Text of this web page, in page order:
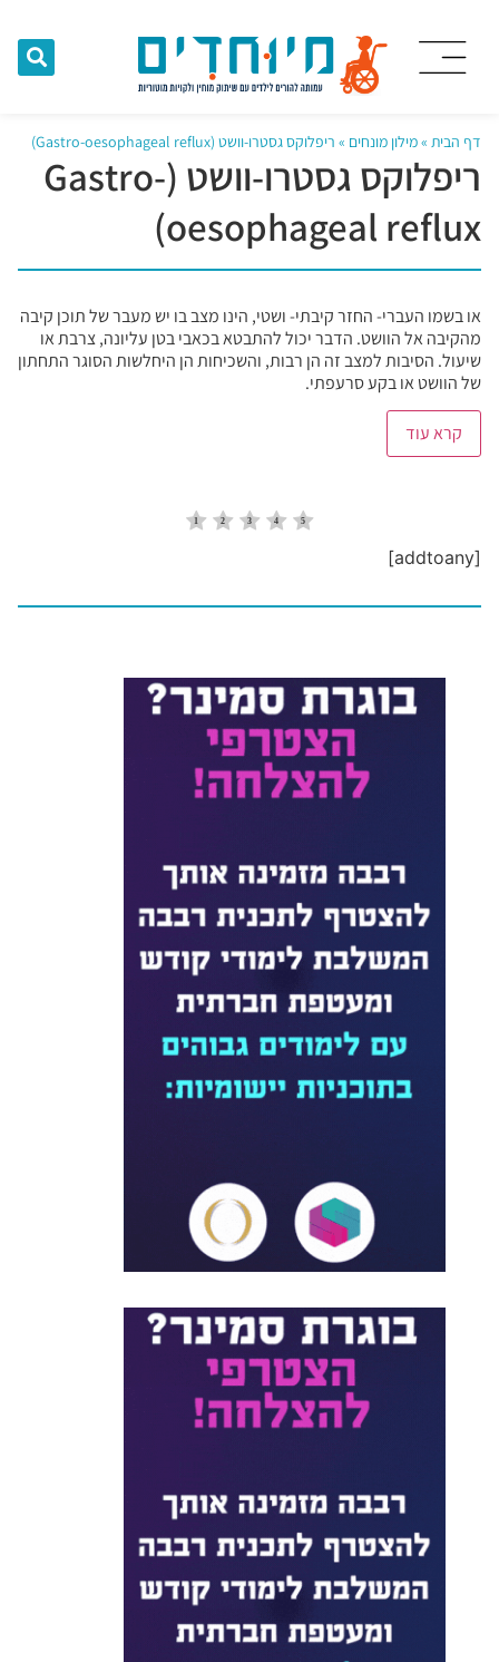
דף הבית »מילון מונחים » ריפלוקס גסטרו-וושט (Gastro-oesophageal reflux)
ריפלוקס גסטרו-וושט (Gastro-
oesophageal reflux)
או בשמו העברי- החזר קיבתי- ושטי, הינו מצב בו יש מעבר של תוכן קיבה
מהקיבה אל הוושט. הדבר יכול להתבטא בכאבי בטן עליונה, צרבת או
שיעול. הסיבות למצב זה הן רבות, והשכיחות הן היחלשות הסוגר התחתון
של הוושט או בקע סרעפתי.
קרא עוד
[addtoany]